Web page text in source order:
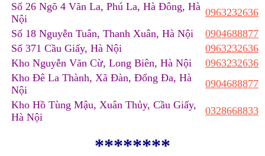
Số 26 Ngõ 4 Văn La, Phú La, Hà Đông, Hà
Nội
0963232636
Số 18 Nguyễn Tuân, Thanh Xuân, Hà Nội
0904688877
Số 371 Cầu Giấy, Hà Nội
0963232636
Kho Nguyễn Văn Cừ, Long Biên, Hà Nội
0963232636
Kho Đê La Thành, Xã Đàn, Đống Đa, Hà
Nội
0904688877
Kho Hồ Tùng Mậu, Xuân Thủy, Cầu Giấy,
Hà Nội
0328668833
********